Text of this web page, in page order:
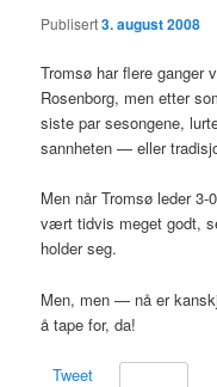
Publisert3. august 2008
Tromsø har flere ganger
Rosenborg, men etter
siste par sesongene,
sannheten — eller
Men når Tromsø leder 3-
vært tidvis meget godt,
holder seg.
Men, men — nå er
å tape for, da!
Tweet